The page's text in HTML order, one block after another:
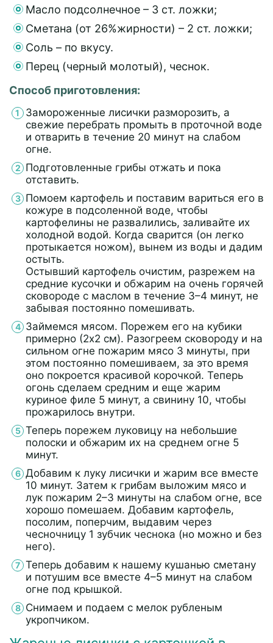
Масло подсолнечное – 3 ст. ложки;
Сметана (от 26%жирности) – 2 ст. ложки;
Соль – по вкусу.
Перец (черный молотый), чеснок.
Способ приготовления:
Замороженные лисички разморозить, а
свежие перебрать промыть в проточной воде
и отварить в течение 20 минут на слабом
огне.
Подготовленные грибы отжать и пока
отставить.
Помоем картофель и поставим вариться его в
кожуре в подсоленной воде, чтобы
картофелины не развалились, заливайте их
холодной водой. Когда сварится (он легко
протыкается ножом), вынем из воды и дадим
остыть.
Остывший картофель очистим, разрежем на
средние кусочки и обжарим на очень горячей
сковороде с маслом в течение 3–4 минут, не
забывая постоянно помешивать.
Займемся мясом. Порежем его на кубики
примерно (2х2 см). Разогреем сковороду и на
сильном огне пожарим мясо 3 минуты, при
этом постоянно помешиваем, за это время
оно покроется красивой корочкой. Теперь
огонь сделаем средним и еще жарим
куриное филе 5 минут, а свинину 10, чтобы
прожарилось внутри.
Теперь порежем луковицу на небольшие
полоски и обжарим их на среднем огне 5
минут.
Добавим к луку лисички и жарим все вместе
10 минут. Затем к грибам выложим мясо и
лук пожарим 2–3 минуты на слабом огне, все
хорошо помешаем. Добавим картофель,
посолим, поперчим, выдавим через
чесночницу 1 зубчик чеснока (но можно и без
него).
Теперь добавим к нашему кушанью сметану
и потушим все вместе 4–5 минут на слабом
огне под крышкой.
Снимаем и подаем с мелок рубленым
укропчиком.